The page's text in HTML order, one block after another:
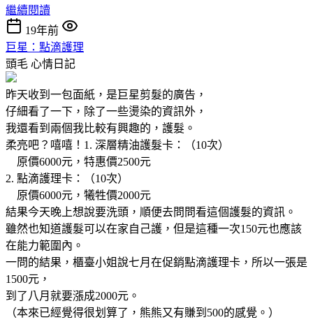
繼續閱讀
19年前
巨星：點滴護理
頭毛 心情日記
昨天收到一包面紙，是巨星剪髮的廣告，
仔細看了一下，除了一些燙染的資訊外，
我還看到兩個我比較有興趣的，護髮。
柔亮吧？嘻嘻！1. 深層精油護髮卡：（10次）
原價6000元，特惠價2500元
2. 點滴護理卡：（10次）
原價6000元，犧牲價2000元
結果今天晚上想說要洗頭，順便去問問看這個護髮的資訊。
雖然也知道護髮可以在家自己護，但是這種一次150元也應該
在能力範圍內。
一問的結果，櫃臺小姐說七月在促銷點滴護理卡，所以一張是
1500元，
到了八月就要漲成2000元。
（本來已經覺得很划算了，熊熊又有賺到500的感覺。）